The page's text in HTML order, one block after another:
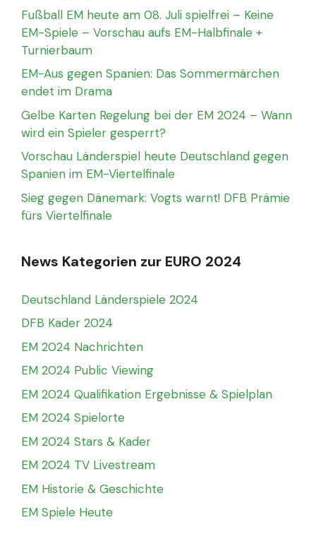
Fußball EM heute am 08. Juli spielfrei – Keine
EM-Spiele – Vorschau aufs EM-Halbfinale +
Turnierbaum
EM-Aus gegen Spanien: Das Sommermärchen
endet im Drama
Gelbe Karten Regelung bei der EM 2024 – Wann
wird ein Spieler gesperrt?
Vorschau Länderspiel heute Deutschland gegen
Spanien im EM-Viertelfinale
Sieg gegen Dänemark: Vogts warnt! DFB Prämie
fürs Viertelfinale
News Kategorien zur EURO 2024
Deutschland Länderspiele 2024
DFB Kader 2024
EM 2024 Nachrichten
EM 2024 Public Viewing
EM 2024 Qualifikation Ergebnisse & Spielplan
EM 2024 Spielorte
EM 2024 Stars & Kader
EM 2024 TV Livestream
EM Historie & Geschichte
EM Spiele Heute